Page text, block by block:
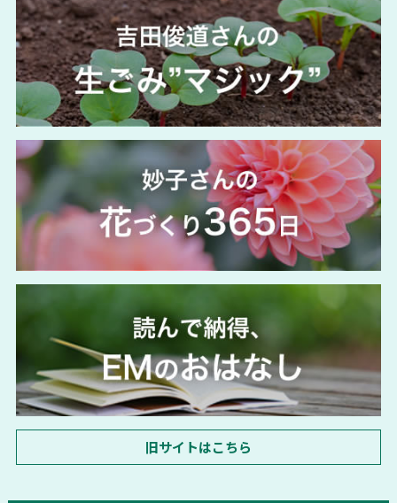
旧サイトはこちら